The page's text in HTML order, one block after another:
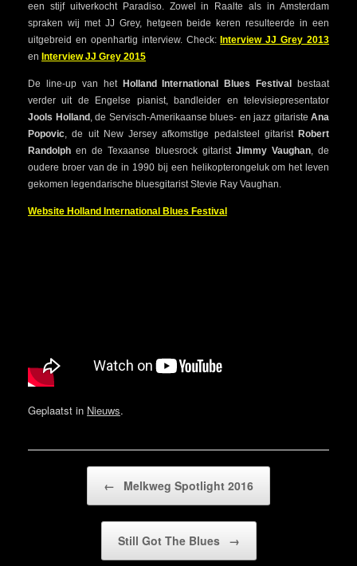
een stijf uitverkocht Paradiso. Zowel in Raalte als in Amsterdam
spraken wij met JJ Grey, hetgeen beide keren resulteerde in een
uitgebreid en openhartig interview. Check: Interview JJ Grey 2013
en Interview JJ Grey 2015
De line-up van het Holland International Blues Festival
bestaat
verder uit de Engelse pianist, bandleider en televisiepresentator
Jools Holland , de Servisch-Amerikaanse blues- en jazz gitariste Ana
Popovic, de uit New Jersey afkomstige pedalsteel gitarist Robert
Randolph en de Texaanse bluesrock gitarist Jimmy Vaughan, de
oudere broer van de in 1990 bij een helikopterongeluk om het leven
gekomen legendarische bluesgitarist Stevie Ray Vaughan.
Website Holland International Blues Festival
Geplaatst in Nieuws.
← Melkweg Spotlight 2016
Still Got The Blues →